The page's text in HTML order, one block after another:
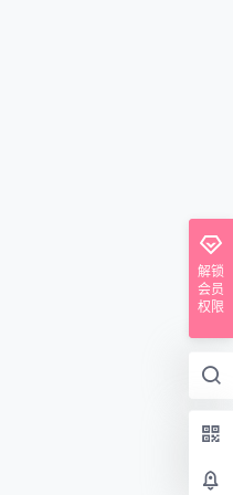
解锁
会员
权限